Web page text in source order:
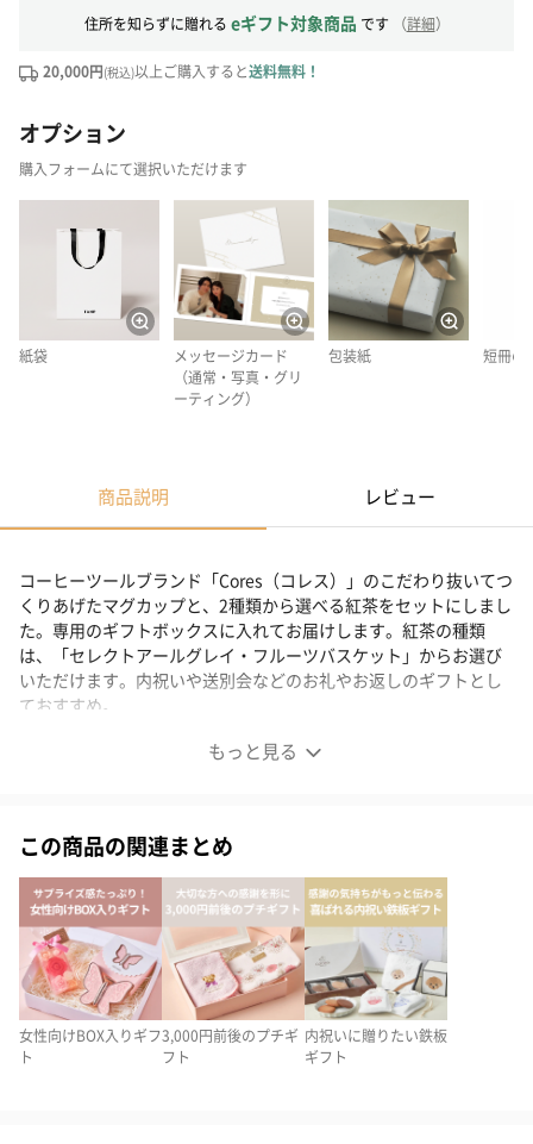
住所を知らずに贈れる eギフト対象商品 です （詳細）
20,000円(税込)以上ご購入すると送料無料！
オプション
購入フォームにて選択いただけます
紙袋
メッセージカード
（通常・写真・グリ
ーティング）
包装紙 短冊の
商品説明 レビュー
もっと見る
コーヒーツールブランド「Cores（コレス）」のこだわり抜いてつ
くりあげたマグカップと、2種類から選べる紅茶をセットにしまし
た。専用のギフトボックスに入れてお届けします。紅茶の種類
は、「セレクトアールグレイ・フルーツバスケット」からお選び
いただけます。内祝いや送別会などのお礼やお返しのギフトとし
ておすすめ。
内祝いにおすすめ！選べるマグカップと紅茶セット
内祝いにぴったりな、コーヒーツールブランド「Cores（コレ
ス）」のこだわり抜いてつくりあげたマグカップと、スマイリン
グティー（巾着入り）「セレクトアールグレイ・フルーツバスケ
ット」から選べる紅茶をセットにしました。専用のギフトボック
スに入れてお届けします。
専用BOXをダンボールに梱包してお届け
この商品の関連まとめ
女性向けBOX入りギフ
ト
3,000円前後のプチギ
フト
内祝いに贈りたい鉄板
ギフト